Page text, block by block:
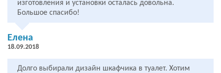
изготовления и установки осталась довольна.
Большое спасибо!
Елена
18.09.2018
Долго выбирали дизайн шкафчика в туалет. Хотим